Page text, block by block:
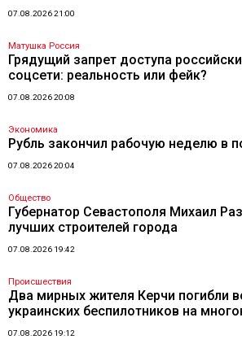
07.08.2026 21:00
Матушка Россия
Грядущий запрет доступа
соцсети: реальность или фейк?
07.08.2026 20:08
Экономика
Рубль закончил рабочую неделю в
07.08.2026 20:04
Общество
Губернатор Севастополя Михаил
лучших строителей города
07.08.2026 19:42
Происшествия
Два мирных жителя Керчи погибли
украинских беспилотников на
07.08.2026 19:12